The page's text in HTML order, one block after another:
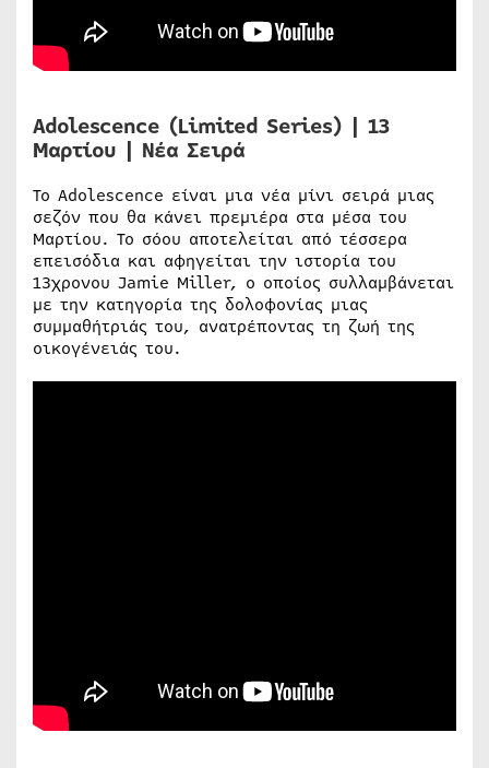
Adolescence (Limited Series) | 13
Μαρτίου | Νέα Σειρά
Το Adolescence είναι μια νέα μίνι σειρά μιας
σεζόν που θα κάνει πρεμιέρα στα μέσα του
Μαρτίου. Το σόου αποτελείται από τέσσερα
επεισόδια και αφηγείται την ιστορία του
13χρονου Jamie Miller, ο οποίος συλλαμβάνεται
με την κατηγορία της δολοφονίας μιας
συμμαθήτριάς του, ανατρέποντας τη ζωή της
οικογένειάς του.